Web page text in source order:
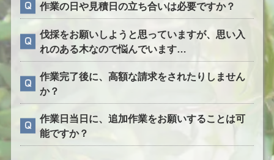
作業の日や見積日の立ち合いは必要ですか？
伐採をお願いしようと思っていますが、思い入
れのある木なので悩んでいます…
作業完了後に、高額な請求をされたりしません
か？
作業日当日に、追加作業をお願いすることは可
能ですか？